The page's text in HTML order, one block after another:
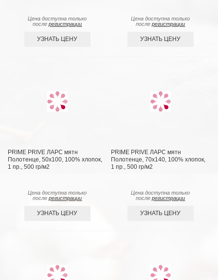
Цена доступна только
послерегистрации
УЗНАТЬ ЦЕНУ
Цена доступна только
послерегистрации
УЗНАТЬ ЦЕНУ
PRIME PRIVE ЛАРС мятн
Полотенце, 50x100, 100% хлопок,
1 пр., 500 гр/м2
Цена доступна только
послерегистрации
УЗНАТЬ ЦЕНУ
PRIME PRIVE ЛАРС мятн
Полотенце, 70х140, 100% хлопок,
1 пр., 500 гр/м2
Цена доступна только
послерегистрации
УЗНАТЬ ЦЕНУ